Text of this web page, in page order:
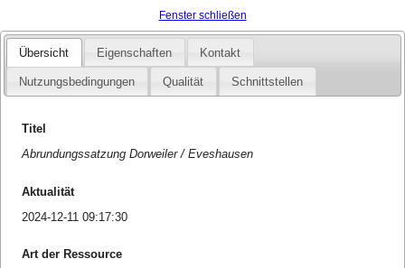
Fenster schließen
Übersicht Eigenschaften Kontakt
Nutzungsbedingungen Qualität Schnittstellen
Titel
Abrundungssatzung Dorweiler / Eveshausen
Aktualität
2024-12-11 09:17:30
Art der Ressource